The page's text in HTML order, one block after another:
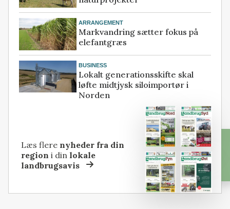
ARRANGEMENT
Markvandring sætter fokus på
elefantgræs
BUSINESS
Lokalt generationsskifte skal
løfte midtjysk siloimportør i
Norden
Læs flere nyheder fra din
region i dinlokale
landbrugsavis